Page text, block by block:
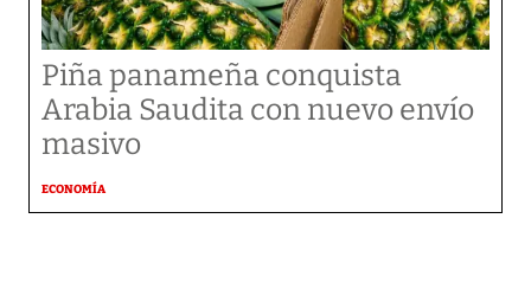
Piña panameña conquista
Arabia Saudita con nuevo envío
masivo
ECONOMÍA